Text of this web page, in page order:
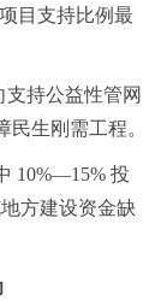
目支持比例最
支持公益性管网
生刚需工程。
10%—15% 投
方建设资金缺